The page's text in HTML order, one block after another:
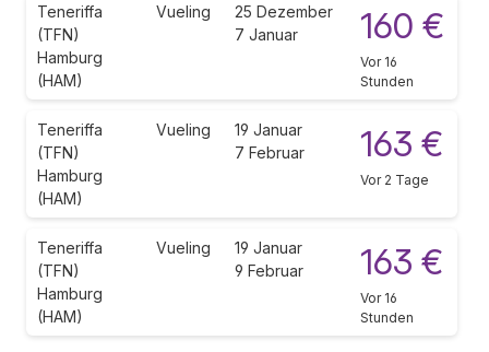
Teneriffa
(TFN)
Hamburg
(HAM)
Vueling
25 Dezember
7 Januar
160 €
Vor 16
Stunden
Teneriffa
(TFN)
Hamburg
(HAM)
Vueling
19 Januar
7 Februar
163 €
Vor 2 Tage
Teneriffa
(TFN)
Hamburg
(HAM)
Vueling
19 Januar
9 Februar
163 €
Vor 16
Stunden